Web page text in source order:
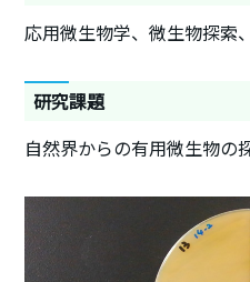
応用微生物学、微生物探索
研究課題
自然界からの有用微生物の